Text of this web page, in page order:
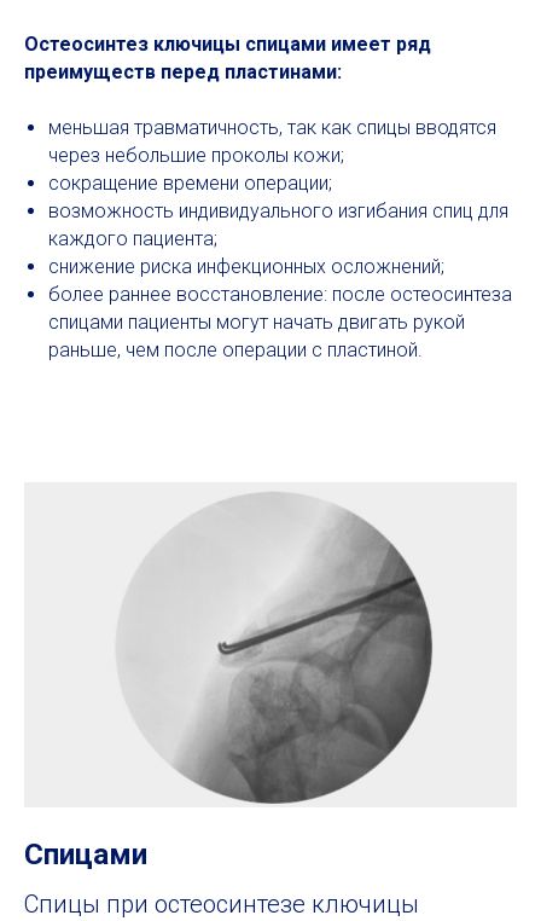
Остеосинтез ключицы спицами имеет ряд
преимуществ перед пластинами:
меньшая травматичность, так как спицы вводятся
через небольшие проколы кожи;
сокращение времени операции;
возможность индивидуального изгибания спиц для
каждого пациента;
снижение риска инфекционных осложнений;
более раннее восстановление: после остеосинтеза
спицами пациенты могут начать двигать рукой
раньше, чем после операции с пластиной.
Спицами
Спицы при остеосинтезе ключицы
Как проходит операция?
Длительность операции:1 - 1,5 часа
1 - 2 дня
внутривенная (операция
для пациента проходит во сне без боли).